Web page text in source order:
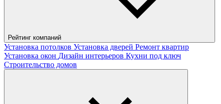
Рейтинг компаний
Установка потолков Установка дверей Ремонт квартир
Установка окон Дизайн интерьеров Кухни под ключ
Строительство домов